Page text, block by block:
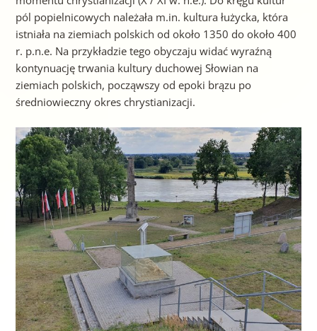
pól popielnicowych należała m.in. kultura łużycka, która
istniała na ziemiach polskich od około 1350 do około 400
r. p.n.e. Na przykładzie tego obyczaju widać wyraźną
kontynuację trwania kultury duchowej Słowian na
ziemiach polskich, począwszy od epoki brązu po
średniowieczny okres chrystianizacji.